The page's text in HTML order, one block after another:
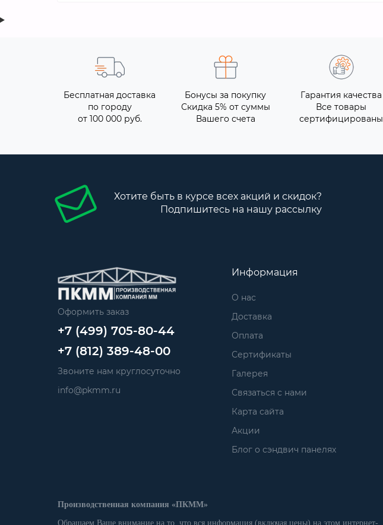
Бесплатная доставка
по городу
от 100 000 руб.
Бонусы за покупку
Скидка 5% от суммы
Вашего счета
Гарантия качества
Все товары
сертифицированы
Хотите быть в курсе всех акций и скидок?
Подпишитесь на нашу рассылку
Оформить заказ
+7 (499) 705-80-44
+7 (812) 389-48-00
Звоните нам круглосуточно
info@pkmm.ru
Информация
О нас
Доставка
Оплата
Сертификаты
Галерея
Связаться с нами
Карта сайта
Акции
Блог о сэндвич панелях
Производственная компания «ПКММ»
Обращаем Ваше внимание на то, что вся информация (включая цены) на этом интернет-